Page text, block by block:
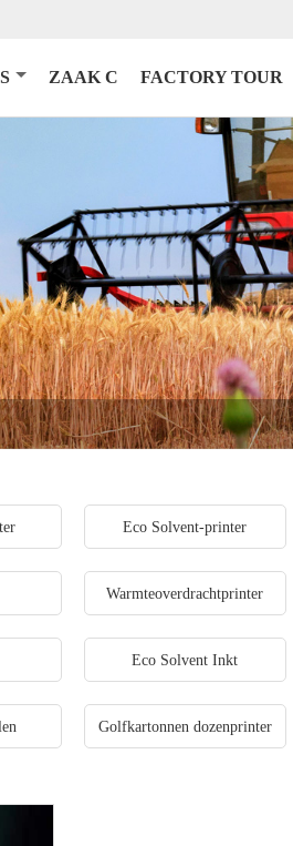
ZAAK C FACTORY TOUR
Eco Solvent-printer
Warmteoverdrachtprinter
Eco Solvent Inkt
Golfkartonnen dozenprinter